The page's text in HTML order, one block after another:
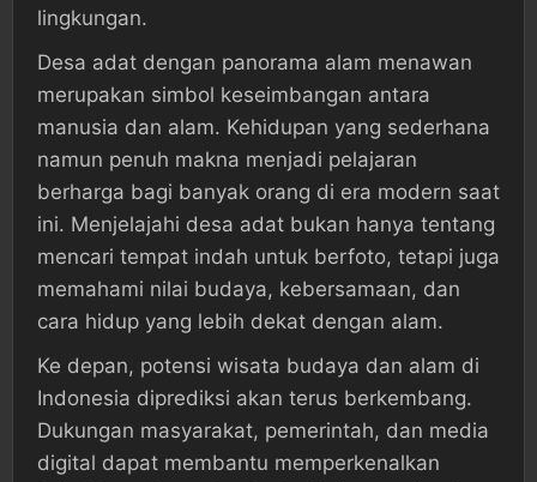
lingkungan.
Desa adat dengan panorama alam menawan
merupakan simbol keseimbangan antara
manusia dan alam. Kehidupan yang sederhana
namun penuh makna menjadi pelajaran
berharga bagi banyak orang di era modern saat
ini. Menjelajahi desa adat bukan hanya tentang
mencari tempat indah untuk berfoto, tetapi juga
memahami nilai budaya, kebersamaan, dan
cara hidup yang lebih dekat dengan alam.
Ke depan, potensi wisata budaya dan alam di
Indonesia diprediksi akan terus berkembang.
Dukungan masyarakat, pemerintah, dan media
digital dapat membantu memperkenalkan